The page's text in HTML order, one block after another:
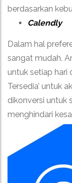
berdasarkan
Calendly
Dalam hal
sangat mudah.
untuk setiap hari
Tersedia’ untuk
dikonversi untuk
menghindari